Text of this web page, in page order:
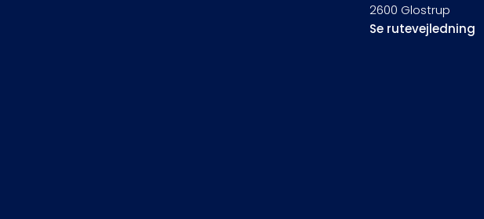
2600 Glostrup
Se rutevejledning